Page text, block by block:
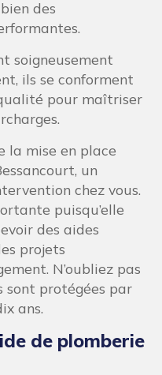
des
soigneusement
ils se conforment
pour maîtriser
la mise en place
un
chez vous.
puisqu’elle
des aides
projets
N’oubliez pas
sont protégées par
ans.
de plomberie